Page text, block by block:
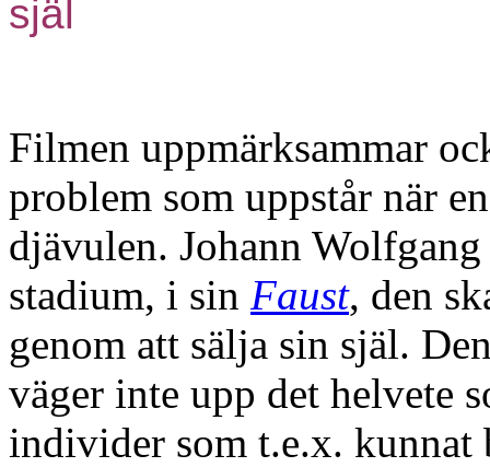
själ
Filmen uppmärksammar
problem som uppstår när
djävulen. Johann
stadium, i sin Faust, den
genom att sälja sin själ.
väger inte upp det helvete
individer som t.e.x.